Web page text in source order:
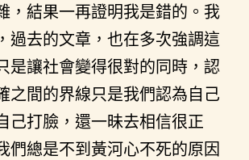
，結果一再證明我是錯的。我
過去的文章，也在多次強調這
是讓社會變得很對的同時，認
之間的界線只是我們認為自己
己打臉，還一昧去相信很正
們總是不到黃河心不死的原因